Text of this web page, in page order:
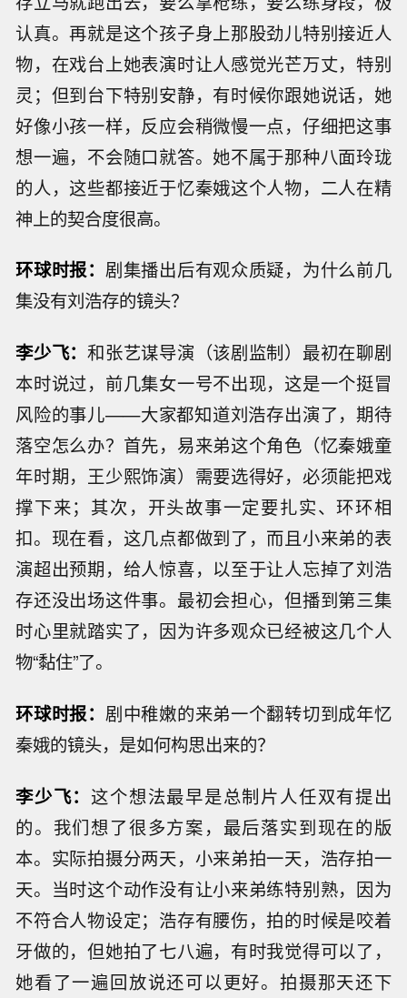
认真。再就是这个孩子身上那股劲儿特别接近人
物，在戏台上她表演时让人感觉光芒万丈，特别
灵；但到台下特别安静，有时候你跟她说话，她
好像小孩一样，反应会稍微慢一点，仔细把这事
想一遍，不会随口就答。她不属于那种八面玲珑
的人，这些都接近于忆秦娥这个人物，二人在精
神上的契合度很高。
环球时报： 剧集播出后有观众质疑，为什么前几
集没有刘浩存的镜头？
李少飞：和张艺谋导演（该剧监制）最初在聊剧
本时说过，前几集女一号不出现，这是一个挺冒
风险的事儿——大家都知道刘浩存出演了，期待
落空怎么办？首先，易来弟这个角色（忆秦娥童
年时期，王少熙饰演）需要选得好，必须能把戏
撑下来；其次，开头故事一定要扎实、环环相
扣。现在看，这几点都做到了，而且小来弟的表
演超出预期，给人惊喜，以至于让人忘掉了刘浩
存还没出场这件事。最初会担心，但播到第三集
时心里就踏实了，因为许多观众已经被这几个人
物“黏住”了。
环球时报： 剧中稚嫩的来弟一个翻转切到成年忆
秦娥的镜头，是如何构思出来的？
李少飞： 这个想法最早是总制片人任双有提出
的。我们想了很多方案，最后落实到现在的版
本。实际拍摄分两天，小来弟拍一天，浩存拍一
天。当时这个动作没有让小来弟练特别熟，因为
不符合人物设定；浩存有腰伤，拍的时候是咬着
牙做的，但她拍了七八遍，有时我觉得可以了，
她看了一遍回放说还可以更好。拍摄那天还下